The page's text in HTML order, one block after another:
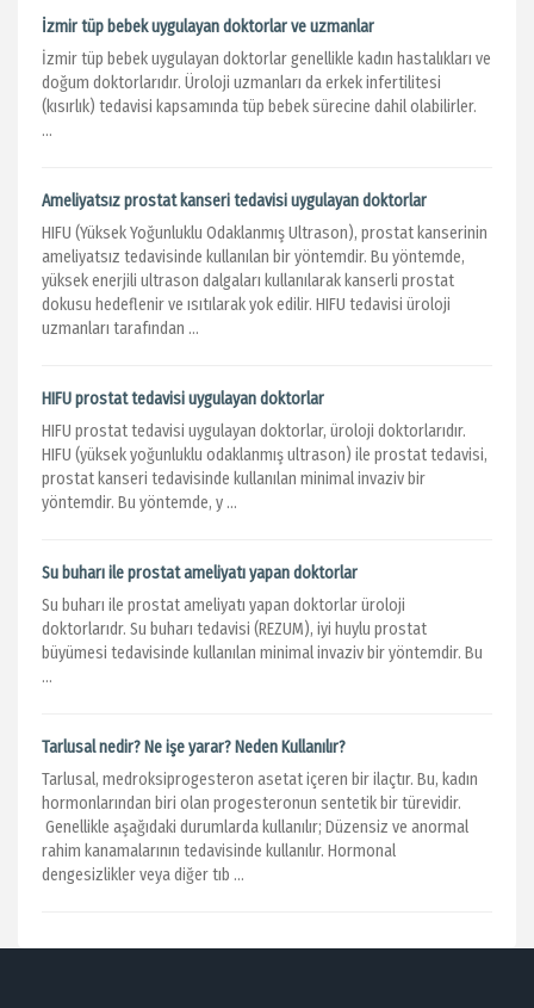
İzmir tüp bebek uygulayan doktorlar ve uzmanlar
İzmir tüp bebek uygulayan doktorlar genellikle kadın hastalıkları ve
doğum doktorlarıdır. Üroloji uzmanları da erkek infertilitesi
(kısırlık) tedavisi kapsamında tüp bebek sürecine dahil olabilirler.
...
Ameliyatsız prostat kanseri tedavisi uygulayan doktorlar
HIFU (Yüksek Yoğunluklu Odaklanmış Ultrason), prostat kanserinin
ameliyatsız tedavisinde kullanılan bir yöntemdir. Bu yöntemde,
yüksek enerjili ultrason dalgaları kullanılarak kanserli prostat
dokusu hedeflenir ve ısıtılarak yok edilir. HIFU tedavisi üroloji
uzmanları tarafından ...
HIFU prostat tedavisi uygulayan doktorlar
HIFU prostat tedavisi uygulayan doktorlar, üroloji doktorlarıdır.
HIFU (yüksek yoğunluklu odaklanmış ultrason) ile prostat tedavisi,
prostat kanseri tedavisinde kullanılan minimal invaziv bir
yöntemdir. Bu yöntemde, y ...
Su buharı ile prostat ameliyatı yapan doktorlar
Su buharı ile prostat ameliyatı yapan doktorlar üroloji
doktorlarıdr. Su buharı tedavisi (REZUM), iyi huylu prostat
büyümesi tedavisinde kullanılan minimal invaziv bir yöntemdir. Bu
...
Tarlusal nedir? Ne işe yarar? Neden Kullanılır?
Tarlusal, medroksiprogesteron asetat içeren bir ilaçtır. Bu, kadın
hormonlarından biri olan progesteronun sentetik bir türevidir.
Genellikle aşağıdaki durumlarda kullanılır; Düzensiz ve anormal
rahim kanamalarının tedavisinde kullanılır. Hormonal
dengesizlikler veya diğer tıb ...